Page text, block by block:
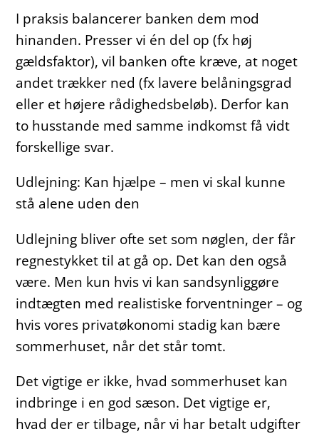
I praksis balancerer banken dem mod
hinanden. Presser vi én del op (fx høj
gældsfaktor), vil banken ofte kræve, at noget
andet trækker ned (fx lavere belåningsgrad
eller et højere rådighedsbeløb). Derfor kan
to husstande med samme indkomst få vidt
forskellige svar.
Udlejning: Kan hjælpe – men vi skal kunne
stå alene uden den
Udlejning bliver ofte set som nøglen, der får
regnestykket til at gå op. Det kan den også
være. Men kun hvis vi kan sandsynliggøre
indtægten med realistiske forventninger – og
hvis vores privatøkonomi stadig kan bære
sommerhuset, når det står tomt.
Det vigtige er ikke, hvad sommerhuset kan
indbringe i en god sæson. Det vigtige er,
hvad der er tilbage, når vi har betalt udgifter